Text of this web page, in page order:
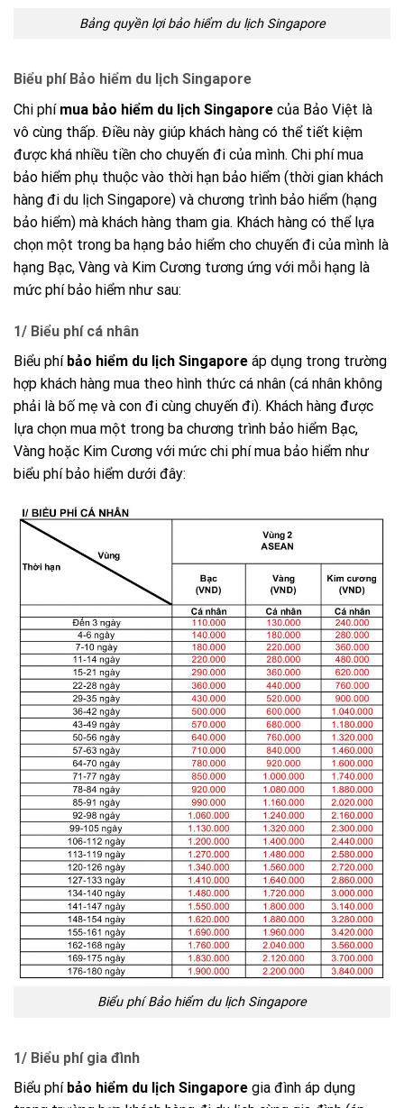
Bảng quyền lợi bảo hiểm du lịch Singapore
Biểu phí Bảo hiểm du lịch Singapore
Chi phí mua bảo hiểm du lịch Singapore của Bảo Việt là
vô cùng thấp. Điều này giúp khách hàng có thể tiết kiệm
được khá nhiều tiền cho chuyến đi của mình. Chi phí mua
bảo hiểm phụ thuộc vào thời hạn bảo hiểm (thời gian khách
hàng đi du lịch Singapore) và chương trình bảo hiểm (hạng
bảo hiểm) mà khách hàng tham gia. Khách hàng có thể lựa
chọn một trong ba hạng bảo hiểm cho chuyến đi của mình là
hạng Bạc, Vàng và Kim Cương tương ứng với mỗi hạng là
mức phí bảo hiểm như sau:
1/ Biểu phí cá nhân
Biểu phí bảo hiểm du lịch Singapore áp dụng trong trường
hợp khách hàng mua theo hình thức cá nhân (cá nhân không
phải là bố mẹ và con đi cùng chuyến đi). Khách hàng được
lựa chọn mua một trong ba chương trình bảo hiểm Bạc,
Vàng hoặc Kim Cương với mức chi phí mua bảo hiểm như
biểu phí bảo hiểm dưới đây:
Biểu phí Bảo hiểm du lịch Singapore
1/ Biểu phí gia đình
Biểu phí bảo hiểm du lịch Singapore gia đình áp dụng